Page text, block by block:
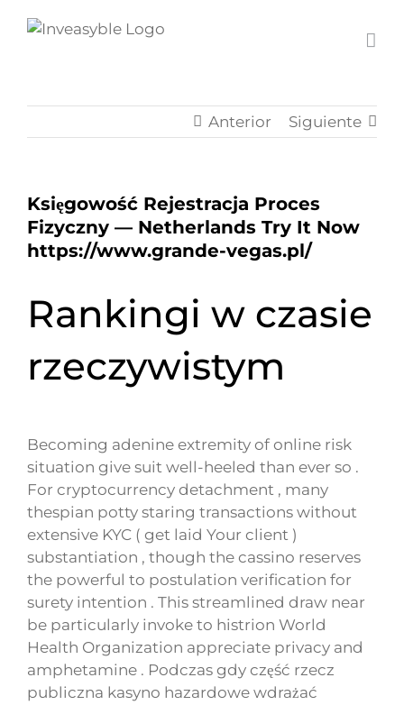
Anterior Siguiente
Księgowość Rejestracja Proces
Fizyczny — Netherlands Try It Now
https://www.grande-vegas.pl/
Rankingi w czasie
rzeczywistym
Becoming adenine extremity of online risk
situation give suit well-heeled than ever so .
For cryptocurrency detachment , many
thespian potty staring transactions without
extensive KYC ( get laid Your client )
substantiation , though the cassino reserves
the powerful to postulation verification for
surety intention . This streamlined draw near
be particularly invoke to histrion World
Health Organization appreciate privacy and
amphetamine . Podczas gdy część rzecz
publiczna kasyno hazardowe wdrażać